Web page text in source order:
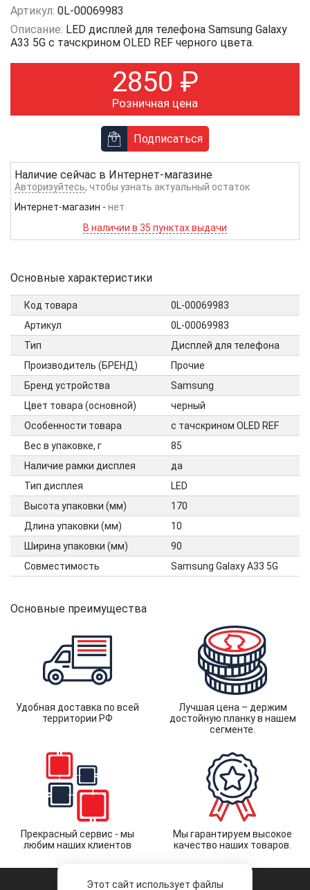
Артикул: 0L-00069983
Описание: LED дисплей для телефона Samsung Galaxy
A33 5G с тачскрином OLED REF черного цвета.
2850 ₽
Розничная цена
Подписаться
Наличие сейчас в Интернет-магазине
Авторизуйтесь, чтобы узнать актуальный остаток
Интернет-магазин - нет
В наличии в 35 пунктах выдачи
Основные характеристики
Код товара
0L-00069983
Артикул
0L-00069983
Тип
Дисплей для телефона
Производитель (БРЕНД)
Прочие
Бренд устройства
Samsung
Цвет товара (основной)
черный
Особенности товара
с тачскрином OLED REF
Вес в упаковке, г
85
Наличие рамки дисплея
да
Тип дисплея
LED
Высота упаковки (мм)
170
Длина упаковки (мм)
10
Ширина упаковки (мм)
90
Совместимость
Samsung Galaxy A33 5G
Основные преимущества
Удобная доставка по всей
территории РФ
Лучшая цена – держим
достойную планку в нашем
сегменте.
Прекрасный сервис - мы
любим наших клиентов
Мы гарантируем высокое
качество наших товаров.
Этот сайт использует файлы